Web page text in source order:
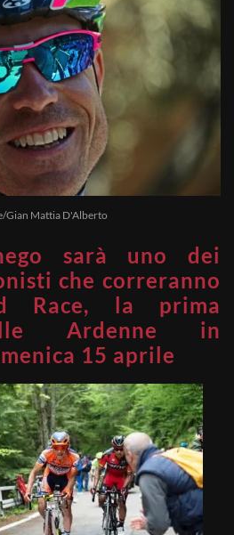
Gian Mattia D'Alberto
sarà uno dei
che correranno
Race, la prima
Ardenne in
15 aprile